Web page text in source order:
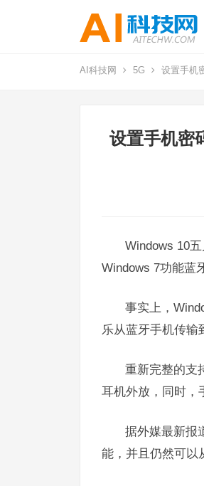
AI科技网 5G 设置手机
设置手机密
Windows 10
Windows 7功能蓝
事实上，
乐从蓝牙手机传输
重新完整的支
耳机外放，同时，
据外媒最新报
能，并且仍然可以